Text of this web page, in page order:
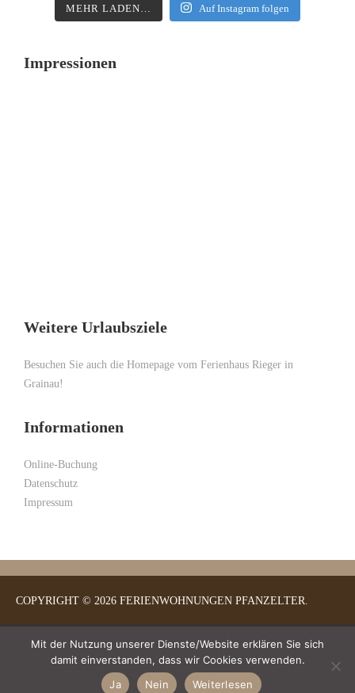
MEHR LADEN… Auf Instagram folgen
Impressionen
Weitere Urlaubsziele
Besuchen Sie auch die Homepage vom Ferienhaus Rieger in
Grainau!
Informationen
Online-Buchung
Datenschutz
Impressum
COPYRIGHT © 2026 FERIENWOHNUNGEN PFANZELTER.
Mit der Nutzung unserer Dienste/Website erklären Sie sich
damit einverstanden, dass wir Cookies verwenden.
Ja
Nein Weiterlesen